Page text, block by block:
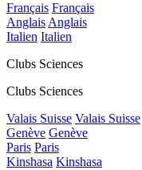
Français Français
AnglaisAnglais
Italien Italien
Clubs Sciences
Clubs Sciences
Valais Suisse Valais Suisse
Genève Genève
Paris Paris
Kinshasa Kinshasa